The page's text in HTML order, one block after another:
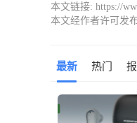
本文链接: https://
本文经作者许可发
最新 热门